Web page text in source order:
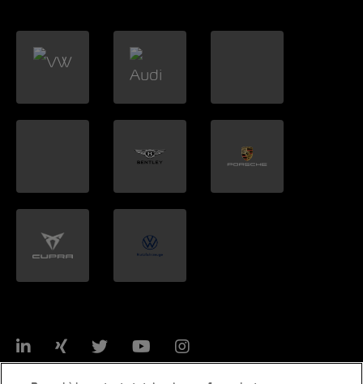
LinkedIn
Xing Twitter YouTubeInstagram